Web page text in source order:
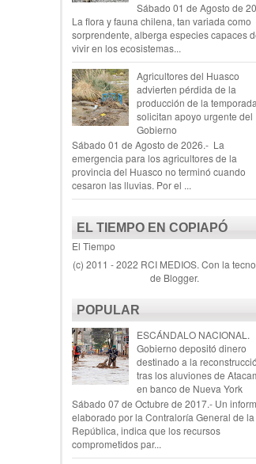
Sábado 01 de Agosto de
La flora y fauna chilena, tan variada como
sorprendente, alberga especies capaces
vivir en los ecosistemas...
Agricultores del Huasco
advierten pérdida de la
producción de la
solicitan apoyo urgente del
Gobierno
Sábado 01 de Agosto de 2026.- La
emergencia para los agricultores de la
provincia del Huasco no terminó cuando
cesaron las lluvias. Por el ...
EL TIEMPO EN COPIAPÓ
El Tiempo
(c) 2011 - 2022 RCI MEDIOS. Con la
de Blogger.
POPULAR
ESCÁNDALO NACIONAL.
Gobierno depositó dinero
destinado a la
tras los aluviones de
en banco de Nueva York
Sábado 07 de Octubre de 2017.- Un
elaborado por la Contraloría General de la
República, indica que los recursos
comprometidos par...